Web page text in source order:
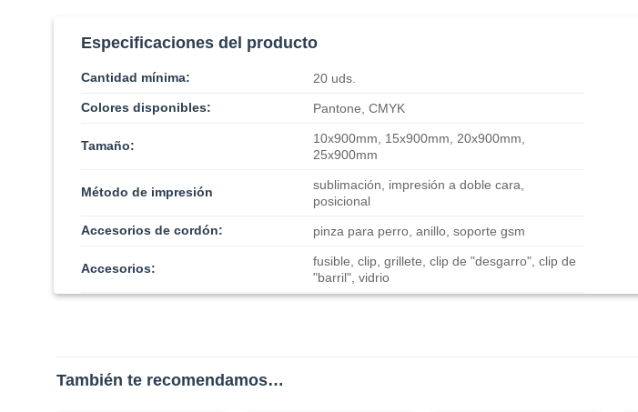
Especificaciones del producto
Cantidad mínima:
20 uds.
Colores disponibles:
Pantone, CMYK
Tamaño:
10x900mm, 15x900mm, 20x900mm,
25x900mm
Método de impresión
sublimación, impresión a doble cara,
posicional
Accesorios de cordón:
pinza para perro, anillo, soporte gsm
Accesorios:
fusible, clip, grillete, clip de "desgarro", clip de
"barril", vidrio
También te recomendamos…